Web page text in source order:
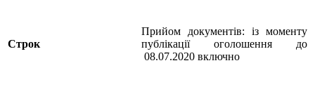
Строк
Прийом документів: із моменту
публікації оголошення до
08.07.2020 включно